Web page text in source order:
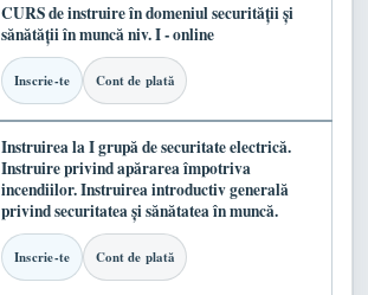
CURS de instruire în domeniul securității și
sănătății în muncă niv. I - online
Inscrie-te Cont de plată
Instruirea la I grupă de securitate electrică.
Instruire privind apărarea împotriva
incendiilor. Instruirea introductiv generală
privind securitatea și sănătatea în muncă.
Inscrie-te Cont de plată